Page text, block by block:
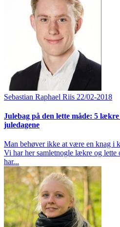
Sebastian Raphael Riis 22/02-2018
Julebag på den lette måde: 5
juledagene
Man behøver ikke at være en knag i
Vi har her samletnogle lækre og lette
har...